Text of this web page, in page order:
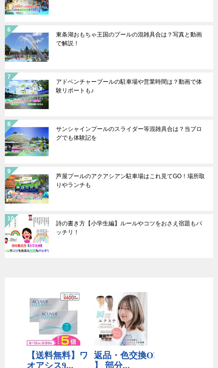
東条湖おもちゃ王国のプールの混雑具合は？写真と動画
で解説！
アドベンチャープールの駐車場や営業時間は？動画で体
験リポートも♪
サンシャインプールのスライダー等混雑具合は？当ブロ
グでも体験記を
芦屋プールのアクアシアン駐車場はこれ見てGO！場所取
りやランチも
詩の書き方【小学生編】ルールやコツをおさえ宿題もバ
ッチリ！